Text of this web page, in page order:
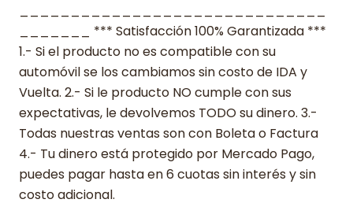
_______ *** Satisfacción 100% Garantizada ***
1.- Si el producto no es compatible con su
automóvil se los cambiamos sin costo de IDA y
Vuelta. 2.- Si le producto NO cumple con sus
expectativas, le devolvemos TODO su dinero. 3.-
Todas nuestras ventas son con Boleta o Factura
4.- Tu dinero está protegido por Mercado Pago,
puedes pagar hasta en 6 cuotas sin interés y sin
costo adicional.